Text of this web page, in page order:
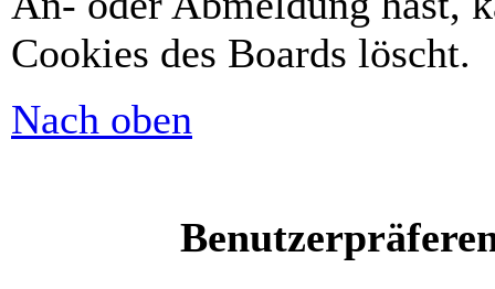
Cookies des Boards löscht.
Nach oben